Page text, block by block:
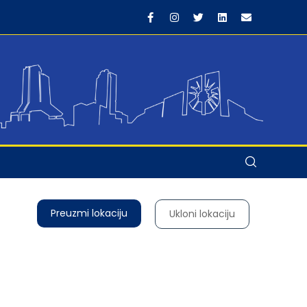
Preuzmi lokaciju Ukloni lokaciju